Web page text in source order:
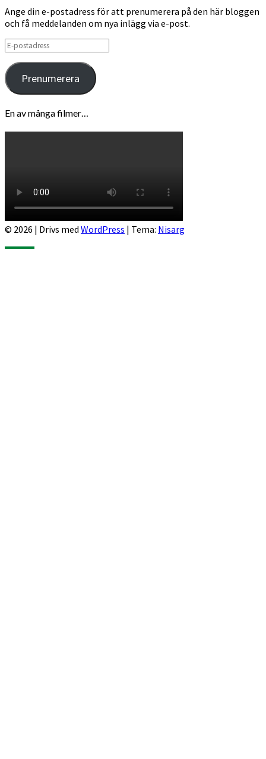
Ange din e-postadress för att prenumerera på den här bloggen
och få meddelanden om nya inlägg via e-post.
E-
postadress
Prenumerera
En av många filmer…
© 2026 | Drivs med WordPress | Tema: Nisarg